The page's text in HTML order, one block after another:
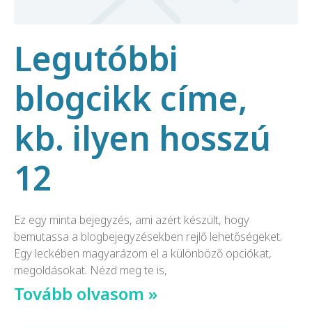
Legutóbbi
blogcikk címe,
kb. ilyen hosszú
12
Ez egy minta bejegyzés, ami azért készült, hogy
bemutassa a blogbejegyzésekben rejlő lehetőségeket.
Egy leckében magyarázom el a különböző opciókat,
megoldásokat. Nézd meg te is,
Tovább olvasom »